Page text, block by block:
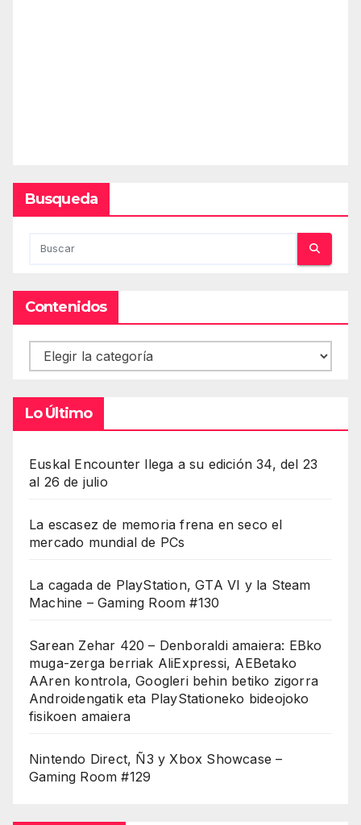
Busqueda
Contenidos
Contenidos
Lo Último
Euskal Encounter llega a su edición 34, del 23
al 26 de julio
La escasez de memoria frena en seco el
mercado mundial de PCs
La cagada de PlayStation, GTA VI y la Steam
Machine – Gaming Room #130
Sarean Zehar 420 – Denboraldi amaiera: EBko
muga-zerga berriak AliExpressi, AEBetako
AAren kontrola, Googleri behin betiko zigorra
Androidengatik eta PlayStationeko bideojoko
fisikoen amaiera
Nintendo Direct, Ñ3 y Xbox Showcase –
Gaming Room #129